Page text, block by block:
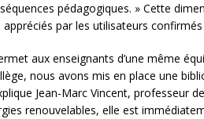
pédagogiques. » Cette
par les utilisateurs
aux enseignants d’une même
nous avons mis en place une
Jean-Marc Vincent, professeur
renouvelables, elle est